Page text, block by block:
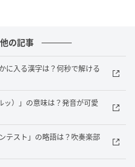
をいれることで、4つの熟
まな熟語があることがわ
の記事
に入る漢字は？何秒で解ける
ッ）」の意味は？発音が可愛
テスト」の略語は？吹奏楽部